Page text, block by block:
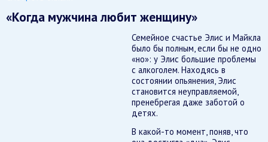
«Когда мужчина любит женщину»
Семейное счастье Элис и Майкла
было бы полным, если бы не одно
«но»: у Элис большие проблемы
с алкоголем. Находясь в
состоянии опьянения, Элис
становится неуправляемой,
пренебрегая даже заботой о
детях.
В какой-то момент, поняв, что